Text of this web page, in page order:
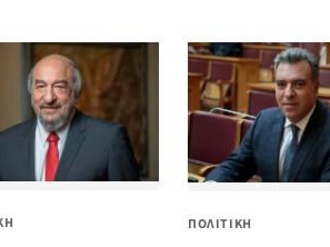
ΠΟΛΙΤΙΚΗ